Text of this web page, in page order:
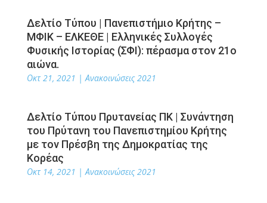
Δελτίο Τύπου | Πανεπιστήμιο Κρήτης –
ΜΦΙΚ – ΕΛΚΕΘΕ | Ελληνικές Συλλογές
Φυσικής Ιστορίας (ΣΦΙ): πέρασμα στον 21ο
αιώνα.
Οκτ 21, 2021 |Ανακοινώσεις 2021
Δελτίο Τύπου Πρυτανείας ΠΚ | Συνάντηση
του Πρύτανη του Πανεπιστημίου Κρήτης
με τον Πρέσβη της Δημοκρατίας της
Κορέας
Οκτ 14, 2021 |Ανακοινώσεις 2021